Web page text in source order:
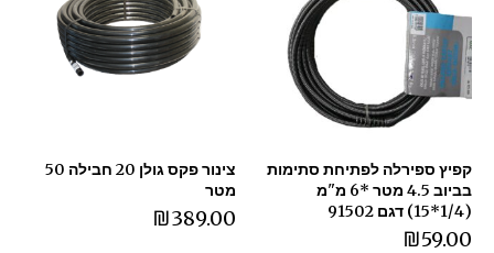
קפיץ ספירלה לפתיחת סתימות
בביוב 4.5 מטר *6 מ"מ
(1/4*15) דגם 91502
₪59.00
צינור פקס גולן 20 חבילה 50
מטר
₪389.00